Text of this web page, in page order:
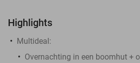
Highlights
Multideal:
Overnachting in een boomhut +